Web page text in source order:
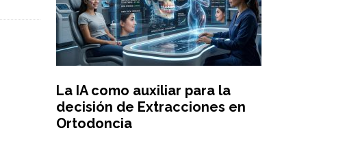
La IA como auxiliar para la
decisión de Extracciones en
Ortodoncia